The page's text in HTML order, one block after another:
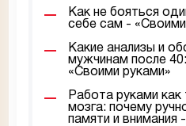
Как не бояться
себе сам - «Своими
Какие анализы и
мужчинам после
«Своими руками»
Работа руками как
мозга: почему
памяти и внимания